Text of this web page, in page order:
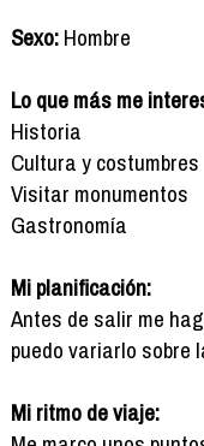
Sexo:Hombre
Lo que más me
Historia
Cultura y costumbres
Visitar monumentos
Gastronomía
Mi planificación:
Antes de salir me
puedo variarlo sobre
Mi ritmo de viaje: